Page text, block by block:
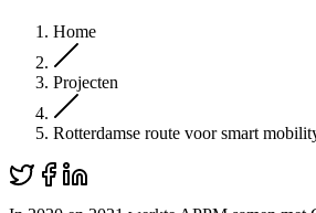
Home
Projecten
Rotterdamse route voor smart